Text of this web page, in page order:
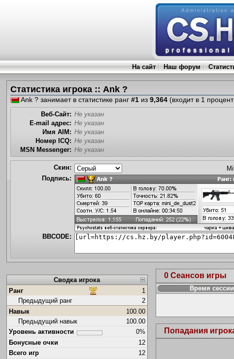
На сайт Наш форум
Статистика игрока :: Ank ?
Ank ? занимает в статистике ранг #1из 9,364(входит в 1
Веб-Сайт: Не указан
E-mail адрес: Не указан
Имя AIM: Не указан
Номер ICQ: Не указан
MSN Messenger: Не указан
Скин:
Подпись:
BBCODE:
Сводка игрока
Ранг
1
Предыдущий ранг
2
Навык
100.00
Предыдущий навык
100.00
Уровень активности
0%
Бонусные очки
12
Всего игр
12
0 Сеансов игры
Время сессии
Попадания